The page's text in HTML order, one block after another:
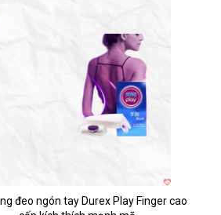
đeo ngón tay Durex Play Finger cao